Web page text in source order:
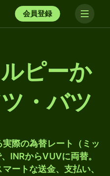
会員登録
ピーか
・バツ
際の為替レート（ミッ
INRからVUVに両替。
ートな送金、支払い、